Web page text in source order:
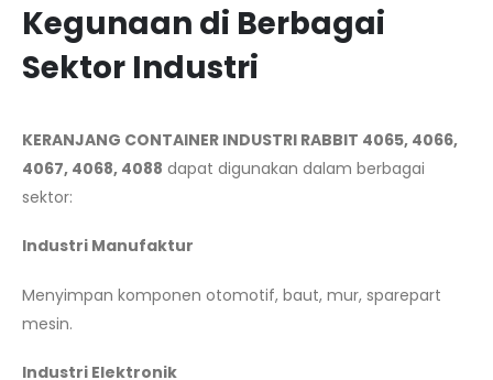
Kegunaan di Berbagai
Sektor Industri
KERANJANG CONTAINER INDUSTRI RABBIT 4065, 4066,
4067, 4068, 4088 dapat digunakan dalam berbagai
sektor:
Industri Manufaktur
Menyimpan komponen otomotif, baut, mur, sparepart
mesin.
Industri Elektronik